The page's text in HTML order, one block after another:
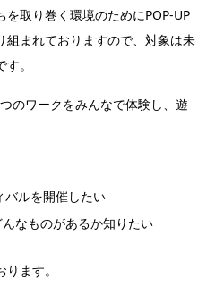
取り巻く環境のためにPOP-UP
組まれておりますので、対象は未
。
のワークをみんなで体験し、遊
バルを開催したい
なものがあるか知りたい
ます。